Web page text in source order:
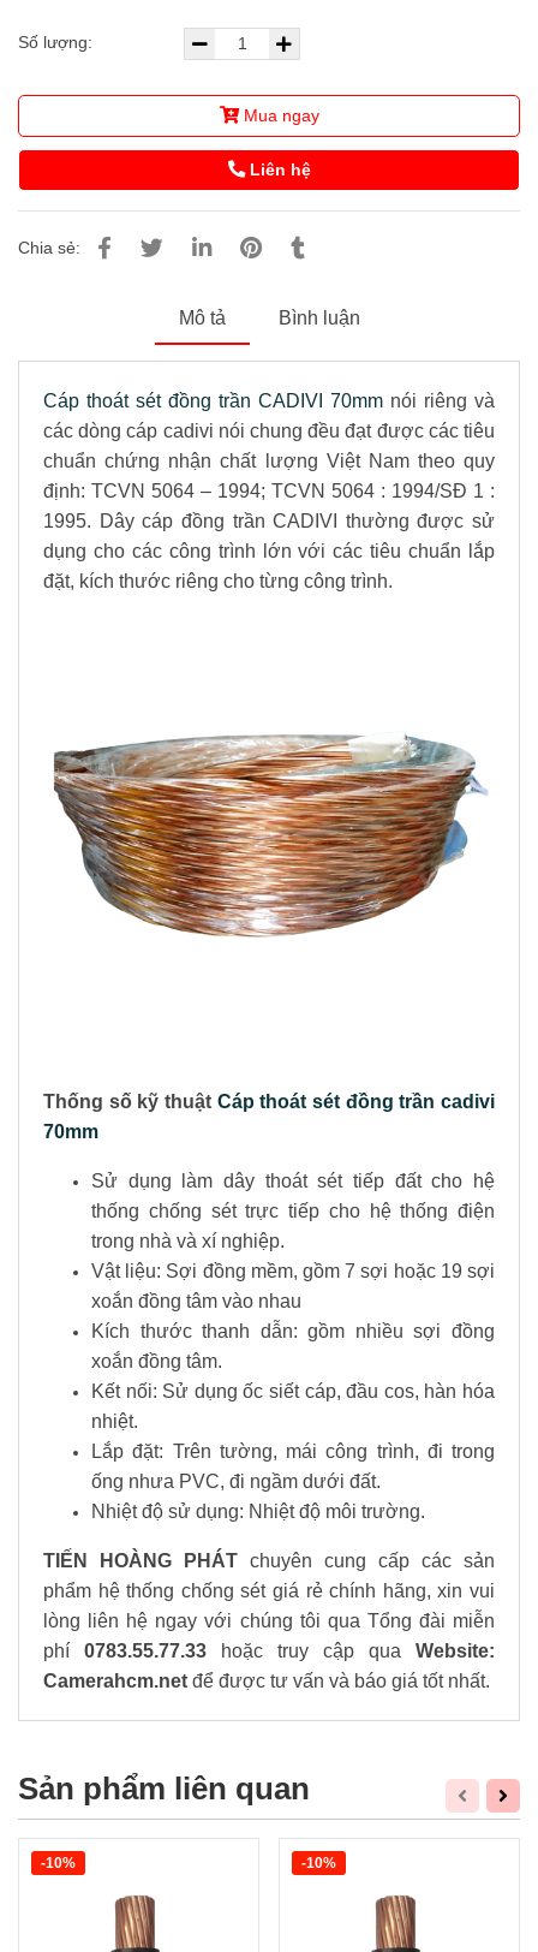
Số lượng:
Mua ngay
Liên hệ
Chia sẻ:
Mô tả Bình luận
Cáp thoát sét đồng trần CADIVI 70mm nói riêng và
các dòng cáp cadivi nói chung đều đạt được các tiêu
chuẩn chứng nhận chất lượng Việt Nam theo quy
định: TCVN 5064 – 1994; TCVN 5064 : 1994/SĐ 1 :
1995. Dây cáp đồng trần CADIVI thường được sử
dụng cho các công trình lớn với các tiêu chuẩn lắp
đặt, kích thước riêng cho từng công trình.
Thống số kỹ thuật Cáp thoát sét đồng trần cadivi
70mm
Sử dụng làm dây thoát sét tiếp đất cho hệ
thống chống sét trực tiếp cho hệ thống điện
trong nhà và xí nghiệp.
Vật liệu: Sợi đồng mềm, gồm 7 sợi hoặc 19 sợi
xoắn đồng tâm vào nhau
Kích thước thanh dẫn: gồm nhiều sợi đồng
xoắn đồng tâm.
Kết nối: Sử dụng ốc siết cáp, đầu cos, hàn hóa
nhiệt.
Lắp đặt: Trên tường, mái công trình, đi trong
ống nhưa PVC, đi ngầm dưới đất.
Nhiệt độ sử dụng: Nhiệt độ môi trường.
TIẾN HOÀNG PHÁT chuyên cung cấp các sản
phẩm hệ thống chống sét giá rẻ chính hãng, xin vui
lòng liên hệ ngay với chúng tôi qua Tổng đài miễn
phí 0783.55.77.33 hoặc truy cập qua Website:
Camerahcm.net để được tư vấn và báo giá tốt nhất.
Sản phẩm liên quan
-10% -10%